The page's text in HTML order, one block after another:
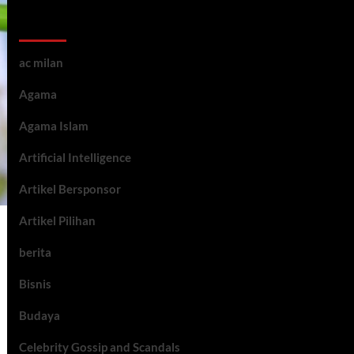
ac milan
Agama
Agama Islam
Artificial Intelligence
Artikel Bersponsor
Artikel Pilihan
berita
Bisnis
Budaya
Celebrity Gossip and Scandals